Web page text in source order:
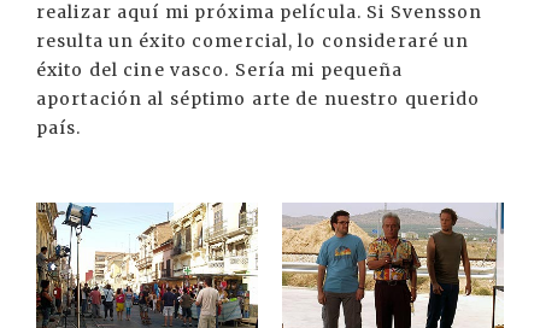
realizar aquí mi próxima película. Si Svensson
resulta un éxito comercial, lo consideraré un
éxito del cine vasco. Sería mi pequeña
aportación al séptimo arte de nuestro querido
país.